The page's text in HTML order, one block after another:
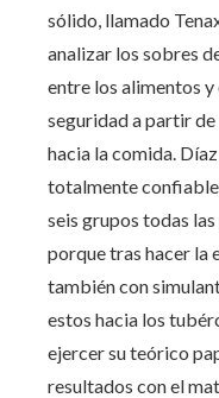
sólido, llamado
analizar los sobres
entre los alimentos
seguridad a partir
hacia la comida.
totalmente confiable
seis grupos todas
porque tras hacer la
también con
estos hacia los
ejercer su teórico
resultados con el